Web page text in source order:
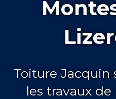
Toiture Jacquin
les travaux